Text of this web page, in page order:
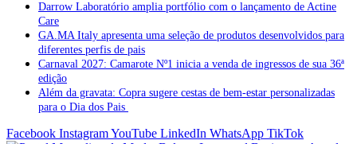
Darrow Laboratório amplia portfólio com o lançamento de Actine
Care
GA.MA Italy apresenta uma seleção de produtos desenvolvidos para
diferentes perfis de pais
Carnaval 2027: Camarote Nº1 inicia a venda de ingressos de sua 36ª
edição
Além da gravata: Copra sugere cestas de bem-estar personalizadas
para o Dia dos Pais
Facebook InstagramYouTube LinkedIn WhatsApp TikTok